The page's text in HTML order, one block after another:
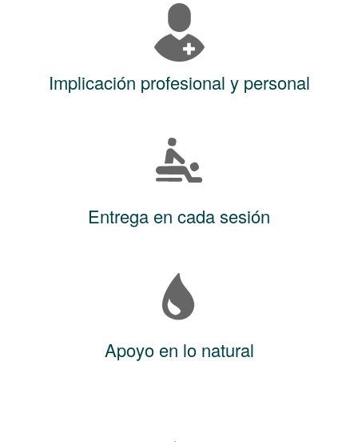
Implicación profesional y personal
Entrega en cada sesión
Apoyo en lo natural